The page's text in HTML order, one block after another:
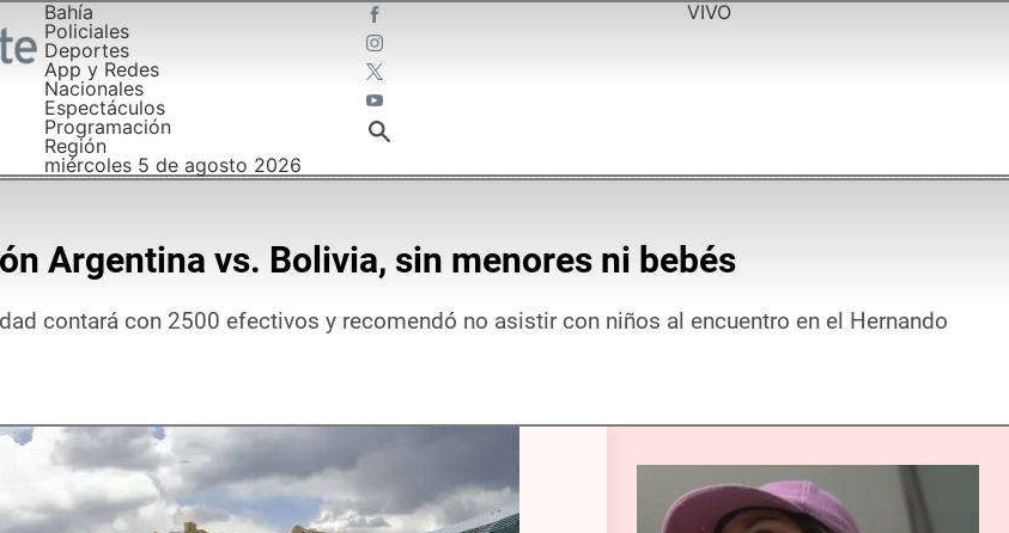
Bahía
Policiales
Deportes
App y Redes
Nacionales
Espectáculos
Programación
Región
miércoles 5 de agosto 2026
VIVO
Argentina vs. Bolivia, sin menores ni bebés
contará con 2500 efectivos y recomendó no asistir con niños al encuentro en el Hernando